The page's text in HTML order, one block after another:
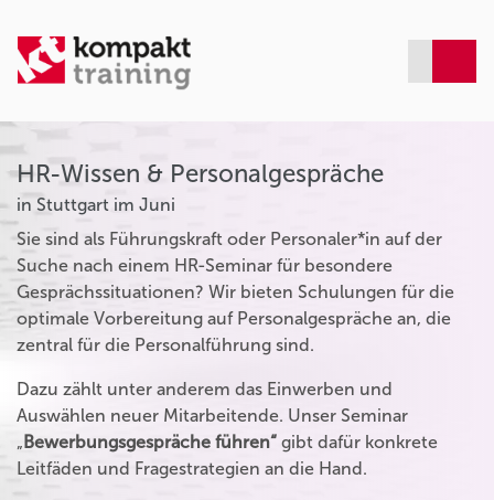
HR-Wissen & Personalgespräche
in Stuttgart im Juni
Sie sind als Führungskraft oder Personaler*in auf der
Suche nach einem HR-Seminar für besondere
Gesprächssituationen? Wir bieten Schulungen für die
optimale Vorbereitung auf Personalgespräche an, die
zentral für die Personalführung sind.
Dazu zählt unter anderem das Einwerben und
Auswählen neuer Mitarbeitende. Unser Seminar
„Bewerbungsgespräche führen“ gibt dafür konkrete
Leitfäden und Fragestrategien an die Hand.